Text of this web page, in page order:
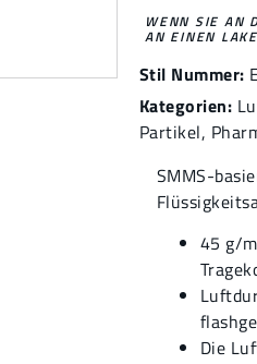
WENN SIE AN
AN EINEN
Stil Nummer:
Kategorien:
Partikel,
SMMS-
45 g/
Die